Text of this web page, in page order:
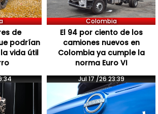
de
podrían
vida útil
Colombia
El 94 por ciento de los
camiones nuevos en
Colombia ya cumple la
norma Euro VI
Jul 17 /26 23:39